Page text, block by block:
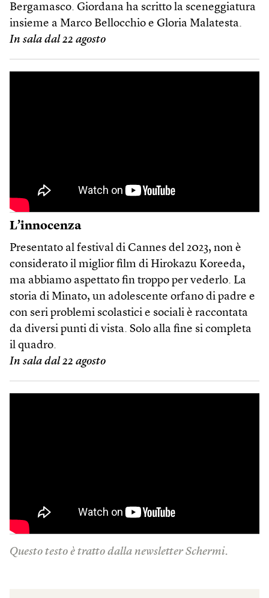
Bergamasco. Giordana ha scritto la sceneggiatura
insieme a Marco Bellocchio e Gloria Malatesta.
In sala dal 22 agosto
L’innocenza
Presentato al festival di Cannes del 2023, non è
considerato il miglior film di Hirokazu Koreeda,
ma abbiamo aspettato fin troppo per vederlo. La
storia di Minato, un adolescente orfano di padre e
con seri problemi scolastici e sociali è raccontata
da diversi punti di vista. Solo alla fine si completa
il quadro.
In sala dal 22 agosto
Questo testo è tratto dalla newsletter Schermi.